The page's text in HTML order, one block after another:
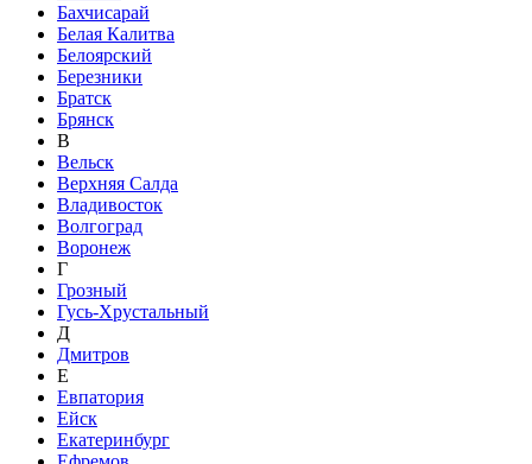
Бахчисарай
Белая Калитва
Белоярский
Березники
Братск
Брянск
В
Вельск
Верхняя Салда
Владивосток
Волгоград
Воронеж
Г
Грозный
Гусь-Хрустальный
Д
Дмитров
Е
Евпатория
Ейск
Екатеринбург